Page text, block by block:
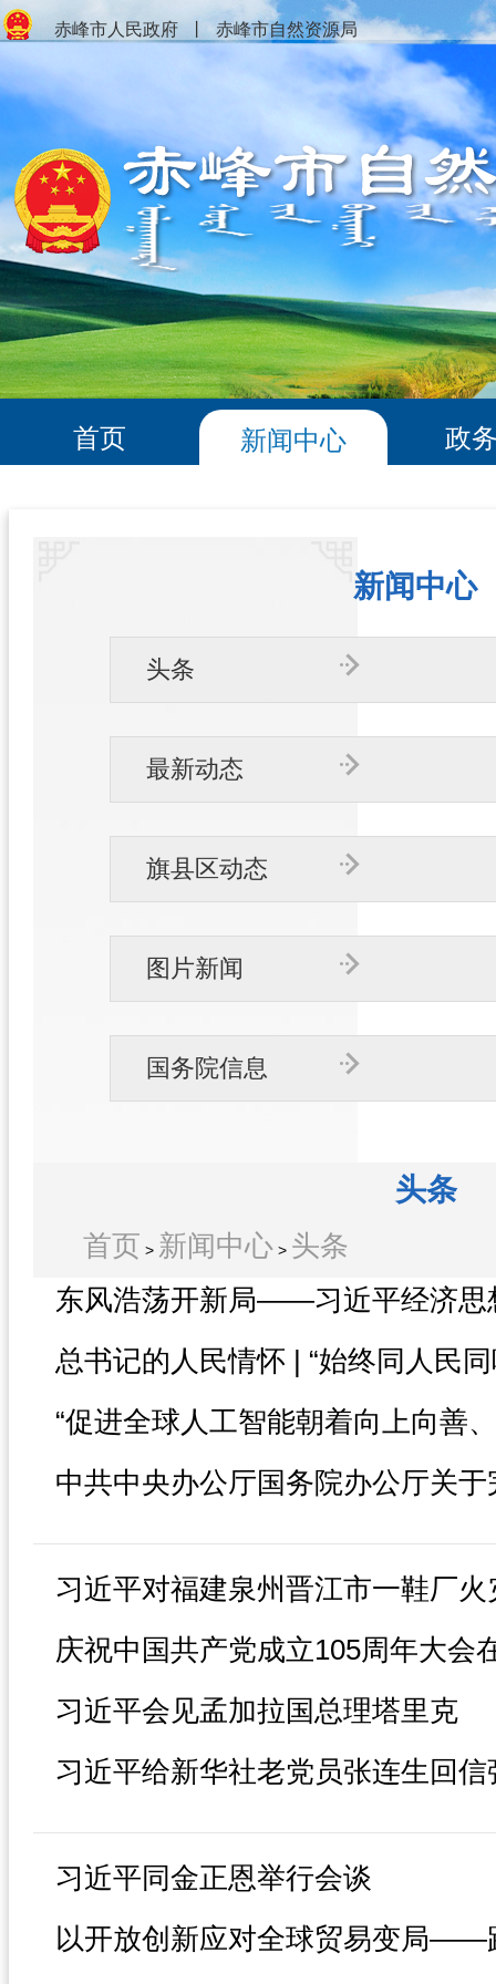
赤峰市人民政府 赤峰市自然资源局
首页 新闻中心 政
新闻中心
头条
最新动态
旗县区动态
图片新闻
国务院信息
头条
首页 > 新闻中心> 头条
习近平会见孟加拉国总理塔里克
习近平同金正恩举行会谈